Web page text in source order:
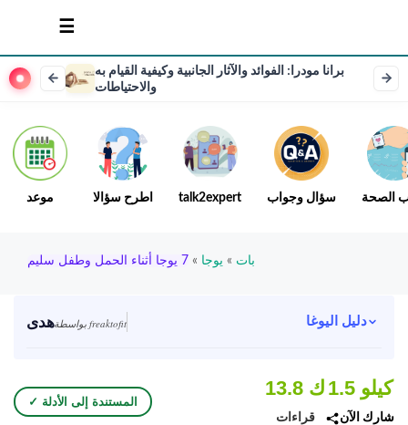
برانا مودرا: الفوائد والآثار الجانبية وكيفية القيام به
والاحتياطات
موعد اطرح سؤالا talk2expert سؤال وجواب الصحة
بات » يوجا » 7 يوجا أثناء الحمل وطفل سليم
هدى بواسطة freaktofit دليل اليوغا
✓ المستندة إلى الأدلة
13.8 ك
قراءات
1.5 كيلو
شارك الآن